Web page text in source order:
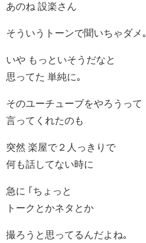
あのね 設楽さん
そういうトーンで聞いちゃダメ｡
いや もっといそうだなと
思ってた 単純に｡
そのユーチューブをやろうって
言ってくれたのも
突然 楽屋で２人っきりで
何も話してない時に
急に ｢ちょっと
トークとかネタとか
撮ろうと思ってるんだよね｡